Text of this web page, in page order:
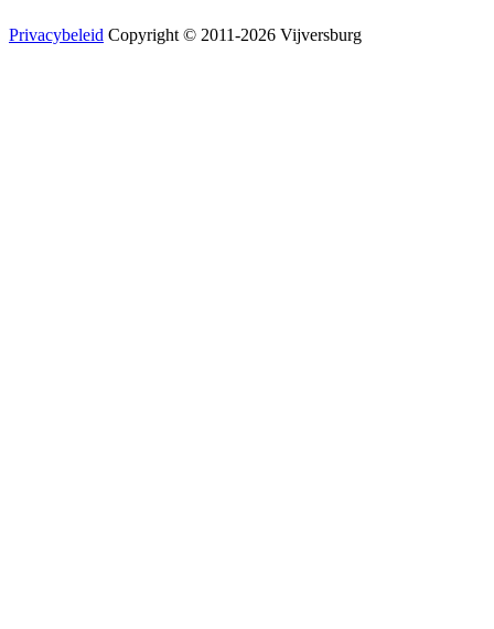
Privacybeleid Copyright © 2011-2026 Vijversburg